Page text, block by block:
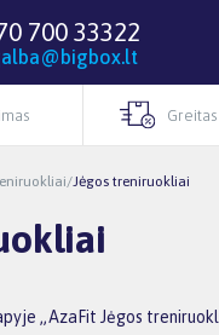
700 33322
/Jėgos treniruokliai
„AzaFit Jėgos